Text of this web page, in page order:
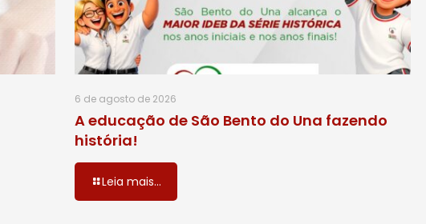
6 de agosto de 2026
A educação de São Bento do Una fazendo
história!
Leia mais...